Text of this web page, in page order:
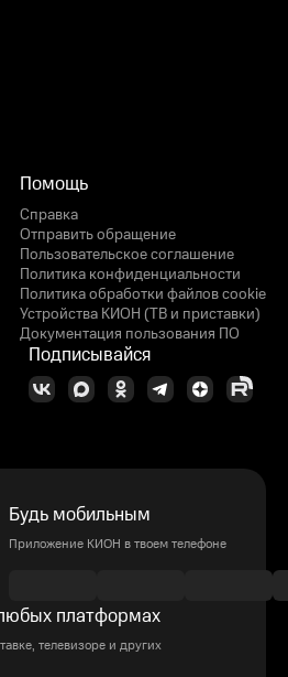
Помощь
Справка
Отправить обращение
Пользовательское соглашение
Политика конфиденциальности
Политика обработки файлов cookie
Устройства КИОН (ТВ и приставки)
Документация пользования ПО
Подписывайся
Будь мобильным
Приложение КИОН в твоем телефоне
платформах
телевизоре и других